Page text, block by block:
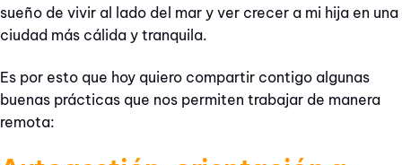
sueño de vivir al lado del mar y ver crecer a mi hija en una
ciudad más cálida y tranquila.
Es por esto que hoy quiero compartir contigo algunas
buenas prácticas que nos permiten trabajar de manera
remota: